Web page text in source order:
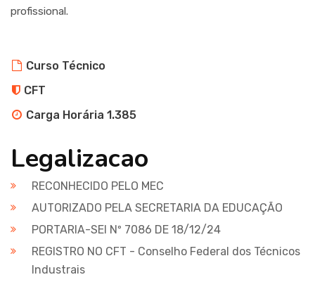
profissional.
Curso Técnico
CFT
Carga Horária 1.385
Legalizacao
RECONHECIDO PELO MEC
AUTORIZADO PELA SECRETARIA DA EDUCAÇÃO
PORTARIA-SEI Nº 7086 DE 18/12/24
REGISTRO NO CFT - Conselho Federal dos Técnicos
Industrais